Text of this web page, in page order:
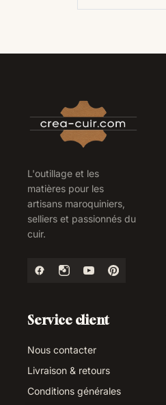
L'outillage et les
matières pour les
artisans maroquiniers,
selliers et passionnés du
cuir.
Service client
Nous contacter
Livraison & retours
Conditions générales